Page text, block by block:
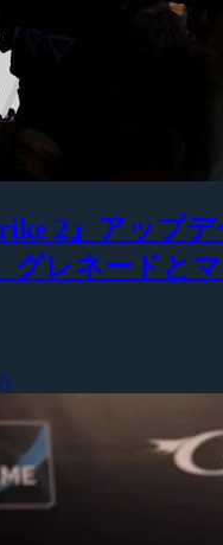
2』アップデ
グレネードと